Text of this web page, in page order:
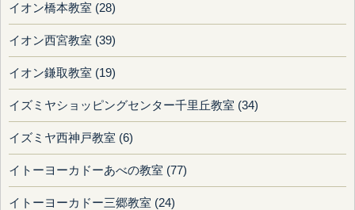
イオン橋本教室 (28)
イオン西宮教室 (39)
イオン鎌取教室 (19)
イズミヤショッピングセンター千里丘教室 (34)
イズミヤ西神戸教室 (6)
イトーヨーカドーあべの教室 (77)
イトーヨーカドー三郷教室 (24)